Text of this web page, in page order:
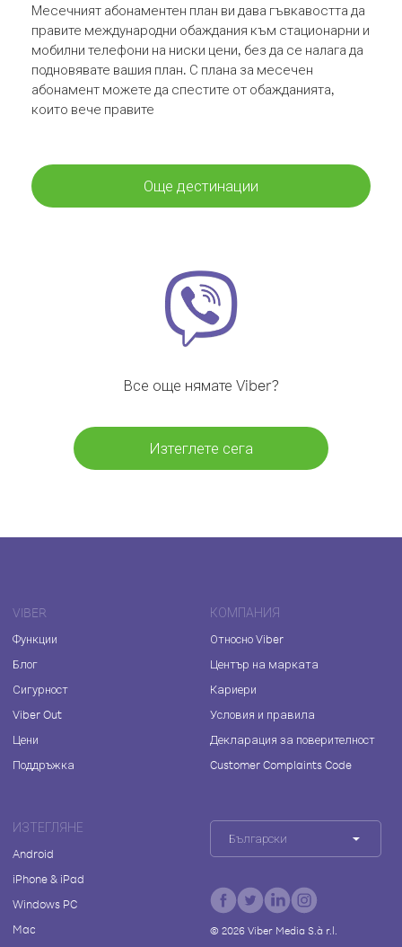
Месечният абонаментен план ви дава гъвкавостта да
правите международни обаждания към стационарни и
мобилни телефони на ниски цени, без да се налага да
подновявате вашия план. С плана за месечен
абонамент можете да спестите от обажданията,
които вече правите
Още дестинации
Все още нямате Viber?
Изтеглете сега
VIBER
Функции
Блог
Сигурност
Viber Out
Цени
Поддръжка
КОМПАНИЯ
Относно Viber
Център на марката
Кариери
Условия и правила
Декларация за поверителност
Customer Complaints Code
ИЗТЕГЛЯНЕ
Android
iPhone & iPad
Windows PC
Mac
Български
© 2026Viber Media S.à r.l.